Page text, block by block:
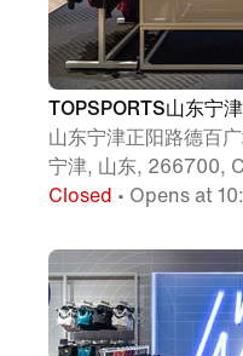
TOPSPORTS山东宁
山东宁津正阳路德百
宁津, 山东, 266700,
Closed • Opens at